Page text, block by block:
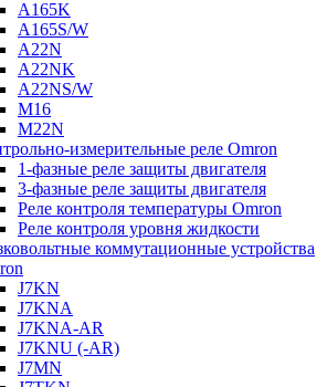
A165K
A165S/W
A22N
A22NK
A22NS/W
M16
M22N
измерительные реле Omron
1-фазные реле защиты двигателя
3-фазные реле защиты двигателя
Реле контроля температуры Omron
Реле контроля уровня жидкости
коммутационные устройства
J7KN
J7KNA
J7KNA-AR
J7KNU (-AR)
J7MN